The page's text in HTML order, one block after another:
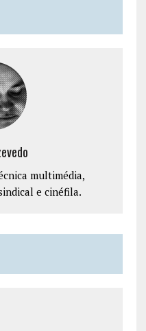
multimédia,
e cinéfila.